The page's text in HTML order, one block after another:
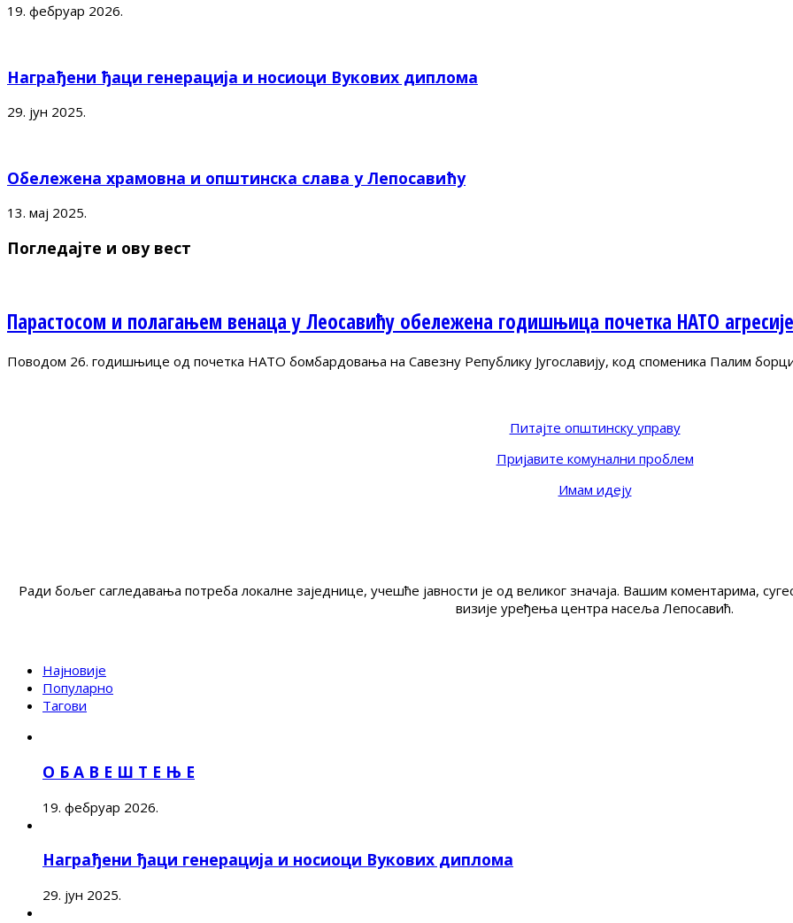
19. фебруар 2026.
Награђени ђаци генерација и носиоци Вукових диплома
29. јун 2025.
Обележена храмовна и општинска слава у Лепосавићу
13. мај 2025.
Погледајте и ову вест
Парастосом и полагањем венаца у Леосавићу обележена годишњица почетка НАТО агресије
Поводом 26. годишњице од почетка НАТО бомбардовања на Савезну Републику Југославију, код споменика Палим
Питајте општинску управу
Пријавите комунални проблем
Имам идеју
Ради бољег сагледавања потреба локалне заједнице, учешће јавности је од великог значаја. Вашим коментарима,
визије уређења центра насеља Лепосавић.
Најновије
Популарно
Тагови
О Б А В Е Ш Т Е Њ Е
19. фебруар 2026.
Награђени ђаци генерација и носиоци Вукових диплома
29. јун 2025.